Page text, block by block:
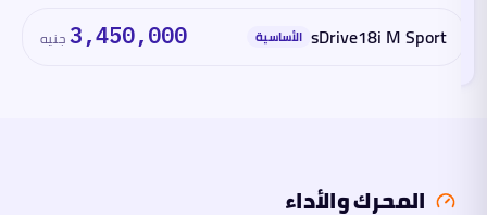
هذا
القسم
الأبعاد
sDrive18i M Sport الأساسية 3,450,000جنيه
المحرك والأداء